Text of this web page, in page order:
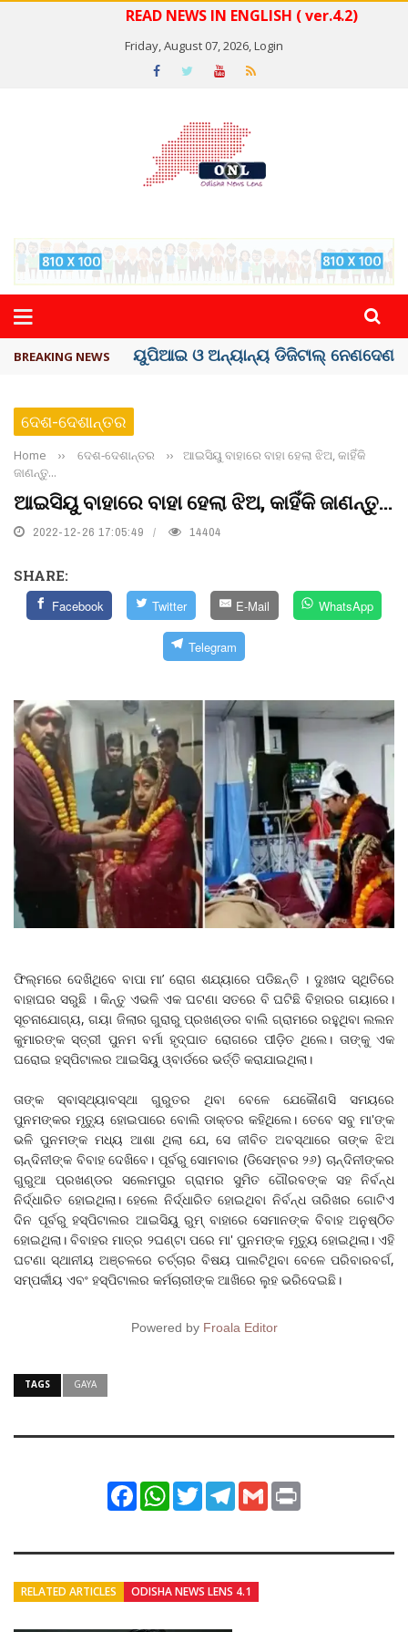
READ NEWS IN ENGLISH ( ver.4.2)
Friday, August 07, 2026,Login
BREAKING NEWS ତଣ୍ଡ ଗଣିବା ମେଟା, ଦେବ ୫ ହଜାର କୋଟିର
ଦେଶ-ଦେଶାନ୍ତର
Home ›› ଦେଶ-ଦେଶାନ୍ତର ››
ଆଇସିୟୁ ବାହାରେ ବାହା ହେଲା ଝିଅ, କାହିଁକି
ଜାଣନ୍ତୁ...
ଆଇସିୟୁ ବାହାରେ ବାହା ହେଲା ଝିଅ, କାହିଁକି ଜାଣନ୍ତୁ...
2022-12-26 17:05:49 14404
SHARE:
Facebook Twitter E-Mail WhatsApp
Telegram
ଫିଲ୍ମରେ ଦେଖିଥିବେ ବାପା ମା’ ରୋଗ ଶଯ୍ୟାରେ ପଡିଛନ୍ତି । ଦୁଃଖଦ ସ୍ଥିତିରେ
ବାହାଘର ସରୁଛି । କିନ୍ତୁ ଏଭଳି ଏକ ଘଟଣା ସତରେ ବି ଘଟିଛି ବିହାରର ଗୟାରେ।
ସୂଚନାଯୋଗ୍ୟ, ଗୟା ଜିଲାର ଗୁରାରୁ ପ୍ରଖଣ୍ଡର ବାଲି ଗ୍ରାମରେ ରହୁଥିବା ଲଲନ
କୁମାରଙ୍କ ସ୍ତ୍ରୀ ପୁନମ ବର୍ମା ହୃଦ୍‌ଘାତ ରୋଗରେ ପୀଡ଼ିତ ଥିଲେ। ତାଙ୍କୁ ଏକ
ଘରୋଇ ହସ୍ପିଟାଲର ଆଇସିୟୁ ଓ୍ବାର୍ଡରେ ଭର୍ତ୍ତି କରାଯାଇଥିଲା।
ତାଙ୍କ ସ୍ବାସ୍ଥ୍ୟାବସ୍ଥା ଗୁରୁତର ଥିବା ବେଳେ ଯେକୌଣସି ସମୟରେ
ପୁନମଙ୍କର ମୃତ୍ୟୁ ହୋଇପାରେ ବୋଲି ଡାକ୍ତର କହିଥିଲେ। ତେବେ ସବୁ ମା'ଙ୍କ
ଭଳି ପୁନମଙ୍କ ମଧ୍ୟ ଆଶା ଥିଲା ଯେ, ସେ ଜୀବିତ ଅବସ୍ଥାରେ ତାଙ୍କ ଝିଅ
ଚାନ୍ଦିନୀଙ୍କ ବିବାହ ଦେଖିବେ। ପୂର୍ବରୁ ସୋମବାର (ଡିସେମ୍ବର ୨୬) ଚାନ୍ଦିନୀଙ୍କର
ଗୁରୁଆ ପ୍ରଖଣ୍ଡର ସଲେମପୁର ଗ୍ରାମର ସୁମିତ ଗୌରବଙ୍କ ସହ ନିର୍ବନ୍ଧ
ନିର୍ଦ୍ଧାରିତ ହୋଇଥିଲା। ହେଲେ ନିର୍ଦ୍ଧାରିତ ହୋଇଥିବା ନିର୍ବନ୍ଧ ତାରିଖର ଗୋଟିଏ
ଦିନ ପୂର୍ବରୁ ହସ୍ପିଟାଲର ଆଇସିୟୁ ରୁମ୍‌ ବାହାରେ ସେମାନଙ୍କ ବିବାହ ଅନୁଷ୍ଠିତ
ହୋଇଥିଲା। ବିବାହର ମାତ୍ର ୨ଘଣ୍ଟା ପରେ ମା' ପୁନମଙ୍କ ମୃତ୍ୟୁ ହୋଇଥିଲା। ଏହି
ଘଟଣା ସ୍ଥାନୀୟ ଅଞ୍ଚଳରେ ଚର୍ଚ୍ଚାର ବିଷୟ ପାଲଟିଥିବା ବେଳେ ପରିବାରବର୍ଗ,
ସମ୍ପର୍କୀୟ ଏବଂ ହସ୍ପିଟାଲର କର୍ମଚାରୀଙ୍କ ଆଖିରେ ଲୁହ ଭରିଦେଇଛି।
Powered by Froala Editor
TAGS GAYA
FacebookWhatsApp
TwitterTelegram
Gmail
RELATED ARTICLES ODISHA NEWS LENS 4.1